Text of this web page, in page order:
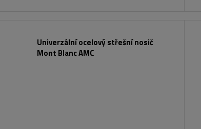
Univerzální ocelový střešní nosič
Mont Blanc AMC